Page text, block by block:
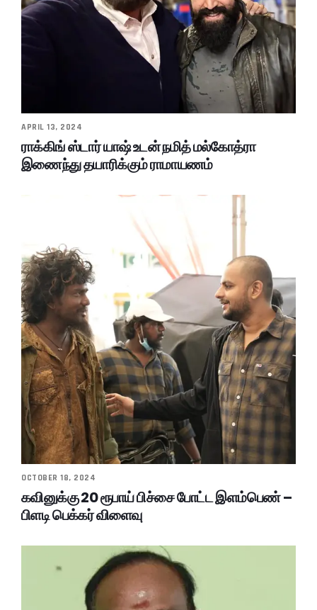
APRIL 13, 2024
ராக்கிங் ஸ்டார் யாஷ் உடன் நமித் மல்கோத்ரா
இணைந்து தயாரிக்கும் ராமாயணம்
OCTOBER 18, 2024
கவினுக்கு 20 ரூபாய் பிச்சை போட்ட இளம்பெண் –
பிளடி பெக்கர் விளைவு